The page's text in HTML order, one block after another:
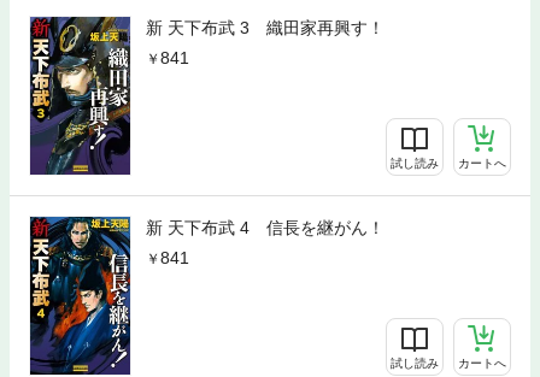
新 天下布武 3 織田家再興す！
841
試し読み カートへ
新 天下布武 4 信長を継がん！
841
試し読み カートへ